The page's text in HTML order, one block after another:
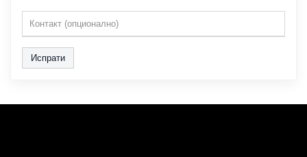
Испрати